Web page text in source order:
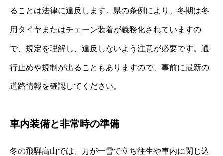
ることは法律に違反します。県の条例により、冬期は冬
用タイヤまたはチェーン装着が義務化されていますの
で、規定を理解し、違反しないよう注意が必要です。通
行止めや規制が出ることもありますので、事前に最新の
道路情報を確認してください。
車内装備と非常時の準備
冬の飛騨高山では、万が一雪で立ち往生や車内に閉じ込